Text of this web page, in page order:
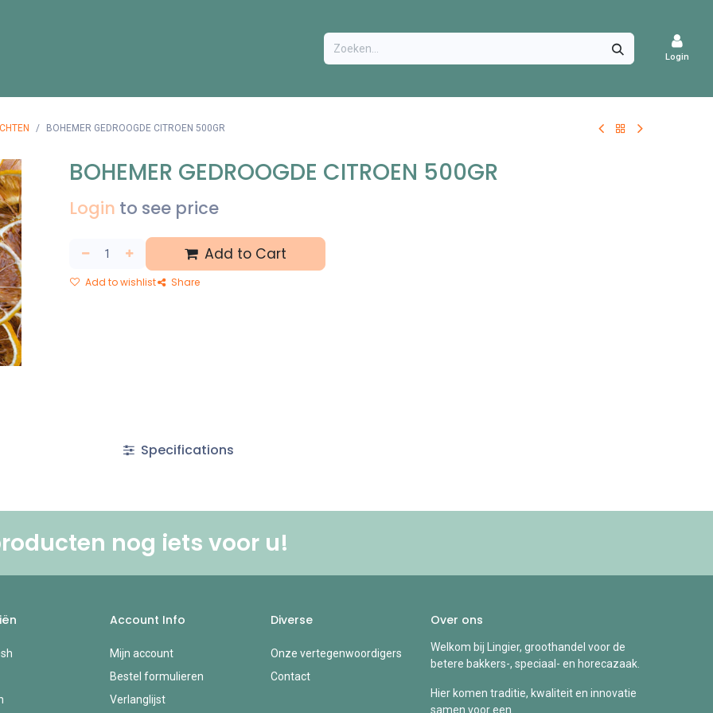
VACATURES
Login
BOHEMER GEDROOGDE CITROEN 500GR
BOHEMER GEDROOGDE CITROEN 500GR
Login to see price
Add to Cart
Add to wishlist Share
Specifications
nog iets voor u!
Account Info
Mijn account
Bestel formulieren
Verlanglijst
Diverse
Onze vertegenwoordigers
Contact
Over ons
Welkom bij Lingier, groothandel voor de
betere bakkers-, speciaal- en horecazaak.
Hier komen traditie, kwaliteit en innovatie
samen voor een